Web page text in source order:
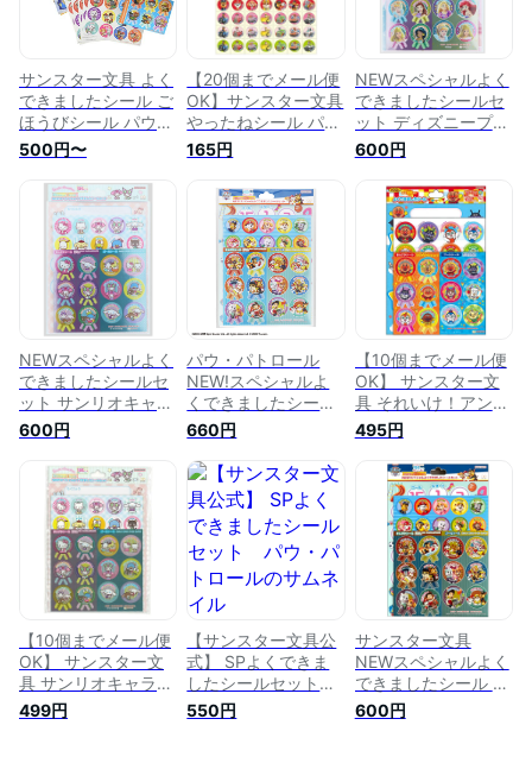
サンスター文具 よく
できましたシール ご
ほうびシール パウ・
パトロール
2202278A
500円〜
【20個までメール便
OK】サンスター文具
やったねシール パ
ウ・パトロール 126
ピース 2302278A
165円
NEWスペシャルよく
できましたシールセ
ット ディズニープリ
ンセス よくできまし
たシール100枚+スペ
シャルシール 台紙6
枚 サンスター文具
S2202429A
600円
NEWスペシャルよく
できましたシールセ
ット サンリオキャラ
クターズ よくできま
したシール100枚+ス
ペシャルシール 台紙
6枚 サンスター文具
S2201005A
600円
パウ・パトロール
NEW!スペシャルよ
くできましたシール
セット 2202278B サ
ンスター文具 パウパ
トロール キッズ 子
供 アニメ 男の子 女
の子 トイトレ
660円
【10個までメール便
OK】 サンスター文
具 それいけ！アンパ
ンマン げんき100ば
い！よくできました
シール 100ピース入
り 台紙 きんぴかシ
ールつき 2200009A
495円
【10個までメール便
OK】 サンスター文
具 サンリオキャラク
ターズ NEW! スペシ
ャルよくできました
499円
【サンスター文具公
式】 SPよくできま
したシールセット
パウ・パトロール
550円
サンスター文具
NEWスペシャルよく
できましたシール パ
ウパトロール
PAWPATROL
600円